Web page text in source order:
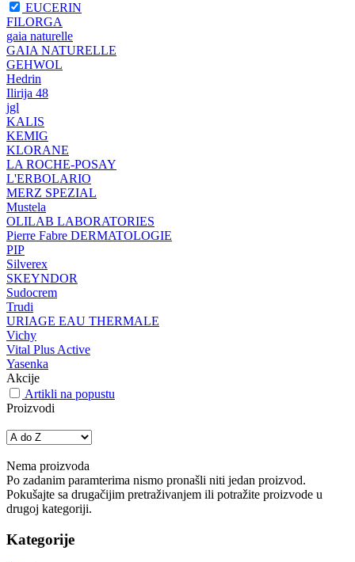
EUCERIN
FILORGA
gaia naturelle
GAIA NATURELLE
GEHWOL
Hedrin
Ilirija 48
jgl
KALIS
KEMIG
KLORANE
LA ROCHE-POSAY
L'ERBOLARIO
MERZ SPEZIAL
Mustela
OLILAB LABORATORIES
Pierre Fabre DERMATOLOGIE
PIP
Silverex
SKEYNDOR
Sudocrem
Trudi
URIAGE EAU THERMALE
Vichy
Vital Plus Active
Yasenka
Akcije
Artikli na popustu
Proizvodi
Nema proizvoda
Po zadanim paramterima nismo pronašli niti jedan proizvod.
Pokušajte sa drugačijim pretraživanjem ili potražite proizvode u
drugoj kategoriji.
Kategorije